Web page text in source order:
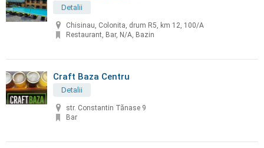
Detalii
Chisinau, Colonita, drum R5, km 12, 100/A
Restaurant, Bar, N/A, Bazin
Craft Baza Centru
Detalii
str. Constantin Tănase 9
Bar